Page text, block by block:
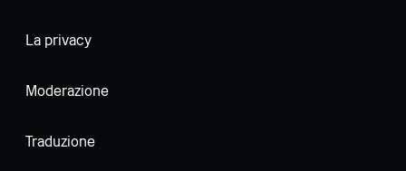
La privacy
Moderazione
Traduzione